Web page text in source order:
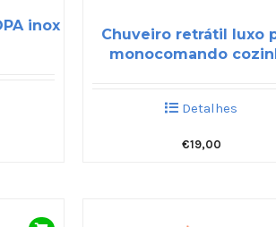
inox
Chuveiro retrátil luxo
monocomando
Detalhes
€19,00